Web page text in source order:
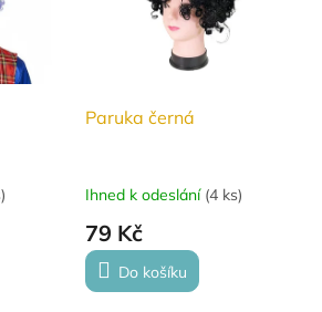
)
Paruka černá
Ihned k odeslání (4 ks)
79 Kč
Do košíku